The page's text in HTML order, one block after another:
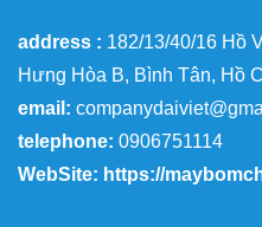
address : 182/13/40/16 Hồ
Hưng Hòa B, Bình Tân, Hồ
email:
telephone: 0906751114
WebSite: https://